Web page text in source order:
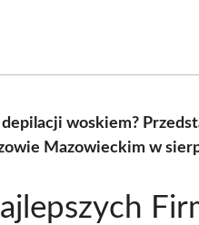
woskiem?
Mazowieckim w